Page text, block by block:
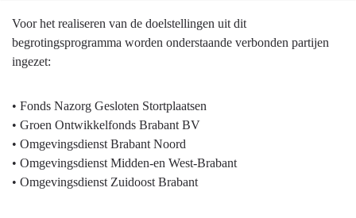
leefklimaat.
Terug
naar
navigatie
Programma
Natuur
milieu
Voor het realiseren van de doelstellingen uit dit
begrotingsprogramma worden onderstaande verbonden partijen
ingezet:
• Fonds Nazorg Gesloten Stortplaatsen
• Groen Ontwikkelfonds Brabant BV
• Omgevingsdienst Brabant Noord
• Omgevingsdienst Midden-en West-Brabant
• Omgevingsdienst Zuidoost Brabant